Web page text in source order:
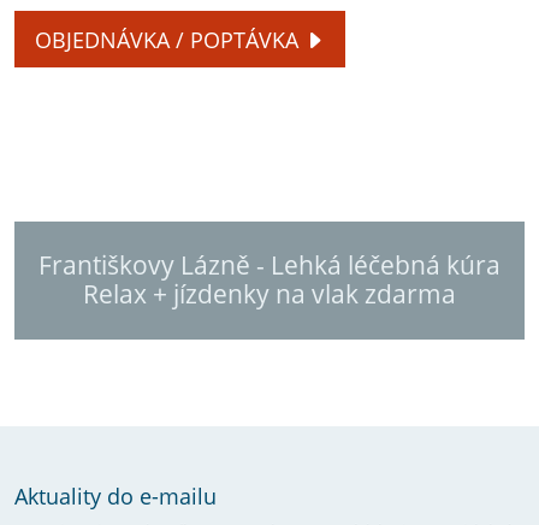
OBJEDNÁVKA / POPTÁVKA
Františkovy Lázně - Lehká léčebná kúra
Relax + jízdenky na vlak zdarma
Aktuality do e-mailu